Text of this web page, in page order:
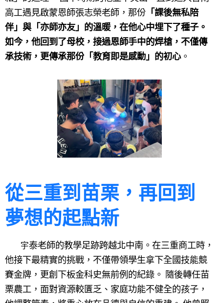
高工遇見啟蒙恩師張志榮老師，那份 「課後無私陪
伴」與「亦師亦友」的溫暖，在他心中埋下了種子。
如今，他回到了母校，接過恩師手中的焊槍，不僅傳
承技術，更傳承那份「教育即是感動」的初心。
從三重到苗栗，再回到
夢想的起點新
宇泰老師的教學足跡跨越北中南。在三重商工時，
他接下最精實的挑戰，不僅帶領學生拿下全國技能競
賽金牌，更創下板金科史無前例的紀錄。 隨後轉任苗
栗農工，面對資源較匱乏、家庭功能不健全的孩子，